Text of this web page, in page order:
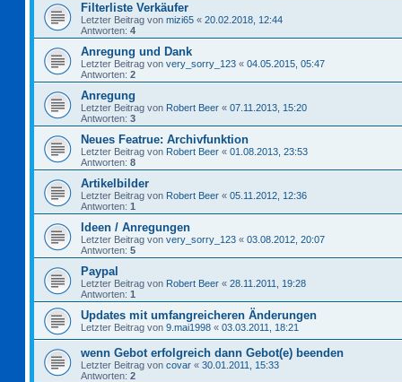
Filterliste Verkäufer
Letzter Beitrag von mizi65 « 20.02.2018, 12:44
Antworten: 4
Anregung und Dank
Letzter Beitrag von very_sorry_123 « 04.05.2015, 05:47
Antworten: 2
Anregung
Letzter Beitrag von Robert Beer « 07.11.2013, 15:20
Antworten: 3
Neues Featrue: Archivfunktion
Letzter Beitrag von Robert Beer « 01.08.2013, 23:53
Antworten: 8
Artikelbilder
Letzter Beitrag von Robert Beer « 05.11.2012, 12:36
Antworten: 1
Ideen / Anregungen
Letzter Beitrag von very_sorry_123 « 03.08.2012, 20:07
Antworten: 5
Paypal
Letzter Beitrag von Robert Beer « 28.11.2011, 19:28
Antworten: 1
Updates mit umfangreicheren Änderungen
Letzter Beitrag von 9.mai1998 « 03.03.2011, 18:21
wenn Gebot erfolgreich dann Gebot(e) beenden
Letzter Beitrag von covar « 30.01.2011, 15:33
Antworten: 2